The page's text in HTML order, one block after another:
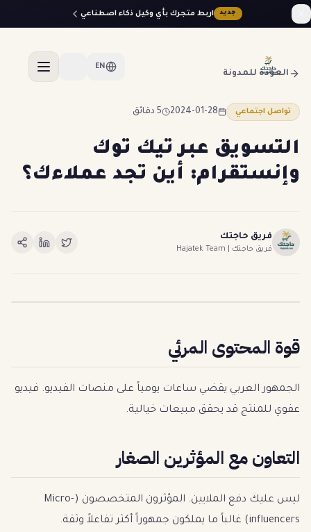
جديد اربط متجرك بأي وكيل ذكاء اصطناعي
EN
العودة للمدونة
تواصل اجتماعي 2024-01-28 5 دقائق
التسويق عبر تيك توك
وإنستقرام: أين تجد عملاءك؟
فريق حاجتك
فريق حاجتك | Hajatek Team
قوة المحتوى المرئي
الجمهور العربي يقضي ساعات يومياً على منصات الفيديو. فيديو
عفوي للمنتج قد يحقق مبيعات خيالية.
التعاون مع المؤثرين الصغار
ليس عليك دفع الملايين. المؤثرون المتخصصون (Micro-
influencers) غالباً ما يملكون جمهوراً أكثر تفاعلاً وثقة.